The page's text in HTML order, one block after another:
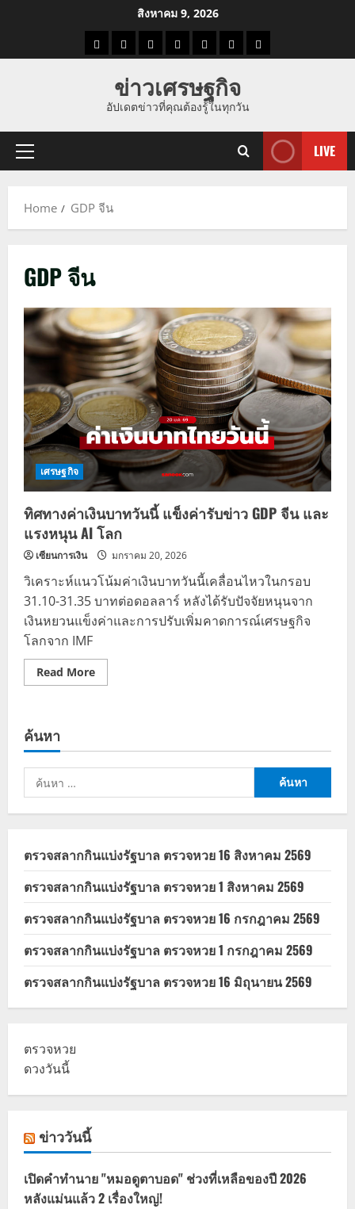
สิงหาคม 9, 2026
ราคาแนว
ราคา
ทอง
ข่าว
นี้
ข่าว
ดูด
ที่
ผู้ชาย
ข่าวเศรษฐกิจ
อัปเดตข่าวที่คุณต้องรู้ในทุกวัน
Primary
LIVE
Home GDP จีน
GDP จีน
เศรษฐกิจ
ทิศทางค่าเงินบาทวันนี้ แข็งค่ารับข่าว GDP จีน และ
แรงหนุน AI โลก
เซียนการเงิน มกราคม 20, 2026
วิเคราะห์แนวโน้มค่าเงินบาทวันนี้เคลื่อนไหวในกรอบ
31.10-31.35 บาทต่อดอลลาร์ หลังได้รับปัจจัยหนุนจาก
เงินหยวนแข็งค่าและการปรับเพิ่มคาดการณ์เศรษฐกิจ
โลกจาก IMF
Read MoreRead
more
วัน
แข็ง
รับ
GDP
แรง
หนุน
AI
โลก
ค้นหา
ค้นหา
สำหรับ:
ตรวจสลากกินแบ่งรัฐบาล ตรวจหวย 16 สิงหาคม 2569
ตรวจสลากกินแบ่งรัฐบาล ตรวจหวย 1 สิงหาคม 2569
ตรวจสลากกินแบ่งรัฐบาล ตรวจหวย 16 กรกฎาคม 2569
ตรวจสลากกินแบ่งรัฐบาล ตรวจหวย 1 กรกฎาคม 2569
ตรวจสลากกินแบ่งรัฐบาล ตรวจหวย 16 มิถุนายน 2569
ตรวจหวย
ดวงวันนี้
ข่าววันนี้
เปิดคำทำนาย "หมอดูตาบอด" ช่วงที่เหลือของปี 2026
หลังแม่นแล้ว 2 เรื่องใหญ่!